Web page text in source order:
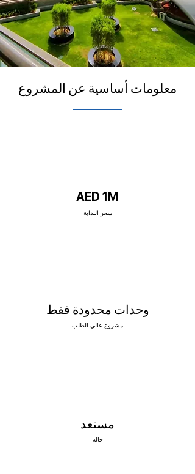
معلومات أساسية عن المشروع
AED 1M
سعر البداية
وحدات محدودة فقط
مشروع عالي الطلب
مستعد
حالة